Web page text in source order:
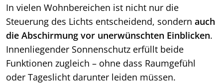
In vielen Wohnbereichen ist nicht nur die
Steuerung des Lichts entscheidend, sondern auch
die Abschirmung vor unerwünschten Einblicken.
Innenliegender Sonnenschutz erfüllt beide
Funktionen zugleich – ohne dass Raumgefühl
oder Tageslicht darunter leiden müssen.